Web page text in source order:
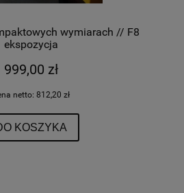
wymiarach // F8
ekspozycja
999,00 zł
netto: 812,20 zł
KOSZYKA